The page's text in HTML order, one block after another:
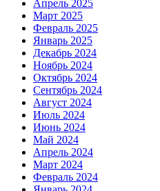
Апрель 2025
Март 2025
Февраль 2025
Январь 2025
Декабрь 2024
Ноябрь 2024
Октябрь 2024
Сентябрь 2024
Август 2024
Июль 2024
Июнь 2024
Май 2024
Апрель 2024
Март 2024
Февраль 2024